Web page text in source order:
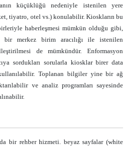
küçüklüğü nedeniyle istenilen yere
tiyatro, otel vs.) konulabilir. Kioskların bu
haberleşmesi mümkün olduğu gibi,
bir merkez birim aracılığı ile istenilen
de mümkündür. Enformasyon
sordukları sorularla kiosklar birer data
Toplanan bilgiler yine bir ağ
ve analiz programları sayesinde
bir rehber hizmeti. beyaz sayfalar (white